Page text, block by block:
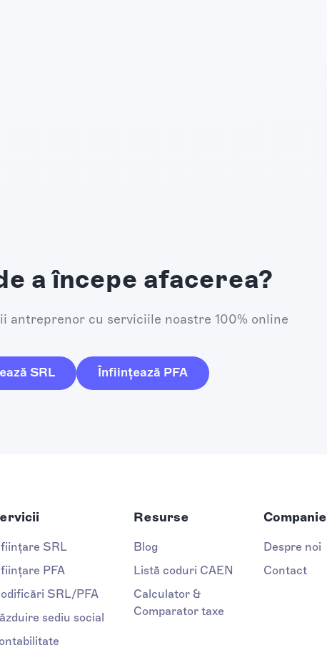
a începe afacerea?
antreprenor cu serviciile noastre 100% online
SRL Înființează PFA
SRL
PFA
SRL/PFA
sediu social
Resurse
Blog
Listă coduri CAEN
Calculator &
Comparator taxe
Companie
Despre noi
Contact